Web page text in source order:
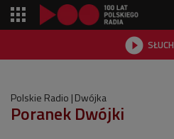

Polskie Radio Dwójka
Poranek Dwójki